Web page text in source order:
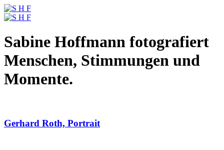
Sabine Hoffmann fotografiert
Menschen, Stimmungen und
Momente.
Gerhard Roth, Portrait